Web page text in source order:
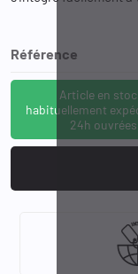
Référence
Article en
habituellement
24h ouvrées